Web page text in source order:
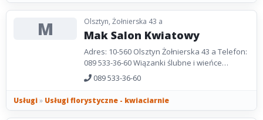
M Olsztyn, Żołnierska 43 a
Mak Salon Kwiatowy
Adres: 10-560 Olsztyn Żołnierska 43 a Telefon:
089 533-36-60 Wiązanki ślubne i wieńce
pogrzebowe, dekoracje świąteczne, bukiety.
Godziny...
089 533-36-60
Usługi» Usługi florystyczne - kwiaciarnie